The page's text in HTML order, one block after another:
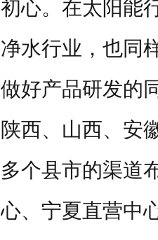
初心。在太阳能
净水行业，也同
做好产品研发的
陕西、山西、安
多个县市的渠道
心、宁夏直营中